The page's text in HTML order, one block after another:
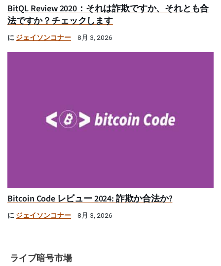
BitQL Review 2020：それは詐欺ですか、それとも合
法ですか？チェックします
に ジェイソンコナー 8月 3, 2026
Bitcoin Code レビュー 2024: 詐欺か合法か?
に ジェイソンコナー 8月 3, 2026
ライブ暗号市場